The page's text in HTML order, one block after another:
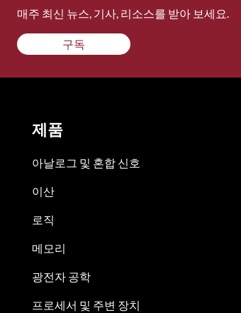
매주 최신 뉴스, 기사, 리소스를 받아 보세요.
구독
제품
아날로그 및 혼합 신호
이산
로직
메모리
광전자 공학
프로세서 및 주변 장치